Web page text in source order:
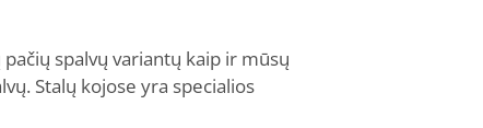
spalvų variantų kaip ir mūsų
Stalų kojose yra specialios